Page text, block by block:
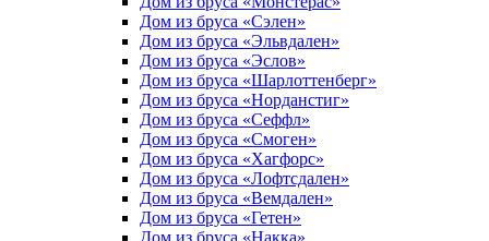
Дом из бруса «Сэлен»
Дом из бруса «Эльвдален»
Дом из бруса «Эслов»
Дом из бруса «Шарлоттенберг»
Дом из бруса «Норданстиг»
Дом из бруса «Сеффл»
Дом из бруса «Смоген»
Дом из бруса «Хагфорс»
Дом из бруса «Лофтсдален»
Дом из бруса «Вемдален»
Дом из бруса «Гетен»
Дом из бруса «Накка»